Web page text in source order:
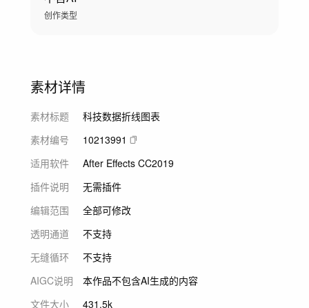
创作类型
素材详情
素材标题
科技数据折线图表
素材编号
10213991
适用软件
After Effects CC2019
插件说明
无需插件
编辑范围
全部可修改
透明通道
不支持
无缝循环
不支持
AIGC说明
本作品不包含AI生成的内容
文件大小
431.5k